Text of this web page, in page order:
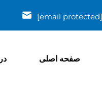
[email protected]
صفحه اصلی